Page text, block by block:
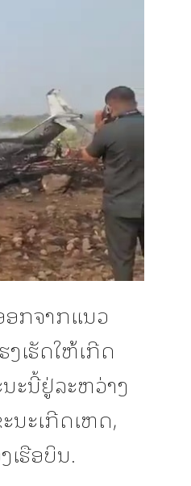
ອກຈາກແນວ
ເຮັດໃຫ້ເກີດ
ະນີ້ຢູ່ລະຫວ່າງ
ນະເກີດເຫດ,
ຮືອບິນ.